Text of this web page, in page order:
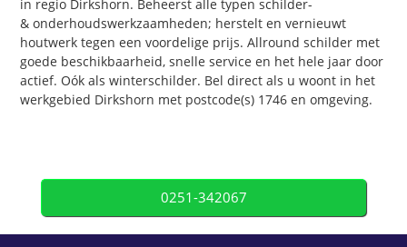
in regio Dirkshorn. Beheerst alle typen schilder-
& onderhoudswerkzaamheden; herstelt en vernieuwt
houtwerk tegen een voordelige prijs. Allround schilder met
goede beschikbaarheid, snelle service en het hele jaar door
actief. Oók als winterschilder. Bel direct als u woont in het
werkgebied Dirkshorn met postcode(s) 1746 en omgeving.
0251-342067